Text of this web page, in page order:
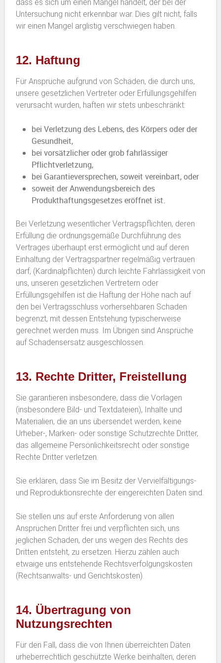
dass es sich um einen Mangel handelt, der bei der
Untersuchung nicht erkennbar war. Dies gilt nicht, falls
wir einen Mangel arglistig verschwiegen haben.
12. Haftung
Für Ansprüche aufgrund von Schäden, die durch uns,
unsere gesetzlichen Vertreter oder Erfüllungsgehilfen
verursacht wurden, haften wir stets unbeschränkt:
bei Verletzung des Lebens, des Körpers oder der
Gesundheit,
bei vorsätzlicher oder grob fahrlässiger
Pflichtverletzung,
bei Garantieversprechen, soweit vereinbart, oder
soweit der Anwendungsbereich des
Produkthaftungsgesetzes eröffnet ist.
Bei Verletzung wesentlicher Vertragspflichten, deren
Erfüllung die ordnungsgemäße Durchführung des
Vertrages überhaupt erst ermöglicht und auf deren
Einhaltung der Vertragspartner regelmäßig vertrauen
darf, (Kardinalpflichten) durch leichte Fahrlässigkeit von
uns, unseren gesetzlichen Vertretern oder
Erfüllungsgehilfen ist die Haftung der Höhe nach auf
den bei Vertragsschluss vorhersehbaren Schaden
begrenzt, mit dessen Entstehung typischerweise
gerechnet werden muss. Im Übrigen sind Ansprüche
auf Schadensersatz ausgeschlossen.
13. Rechte Dritter, Freistellung
Sie garantieren insbesondere, dass die Vorlagen
(insbesondere Bild- und Textdateien), Inhalte und
Materialien, die an uns übersendet werden, keine
Urheber-, Marken- oder sonstige Schutzrechte Dritter,
das allgemeine Persönlichkeitsrecht oder sonstige
Rechte Dritter verletzen.
Sie erklären, dass Sie im Besitz der Vervielfältigungs-
und Reproduktionsrechte der eingereichten Daten sind.
Sie stellen uns auf erste Anforderung von allen
Ansprüchen Dritter frei und verpflichten sich, uns
jeglichen Schaden, der uns wegen des Rechts des
Dritten entsteht, zu ersetzen. Hierzu zählen auch
etwaige uns entstehende Rechtsverfolgungskosten
(Rechtsanwalts- und Gerichtskosten).
14. Übertragung von
Nutzungsrechten
Für den Fall, dass die von Ihnen überreichten Daten
urheberrechtlich geschützte Werke beinhalten, deren